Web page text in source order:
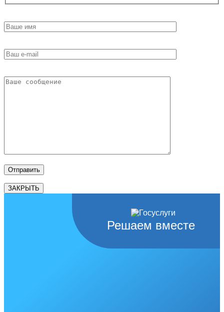
ЗАКРЫТЬ
Решаем вместе